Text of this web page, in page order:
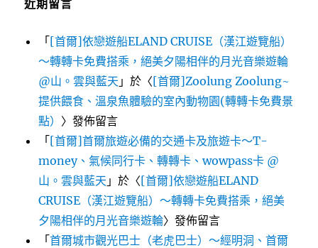
近期留言
「[首爾]依戀遊船ELAND CRUISE（漢江遊覽船）
～轉轉卡免費搭乘，絕美夕陽相伴的月光音樂遊輪
@山。雲與藍天 」於〈[首爾]Zoolung Zoolung~
提供餵食、溫泉魚體驗的室內動物園(轉轉卡免費景
點） 〉發佈留言
「[首爾]首爾旅遊必備的交通卡及旅遊卡～T-
money、氣候同行卡、轉轉卡、wowpass卡 @
山。雲與藍天 」於〈[首爾]依戀遊船ELAND
CRUISE（漢江遊覽船）～轉轉卡免費搭乘，絕美
夕陽相伴的月光音樂遊輪〉發佈留言
「首爾城市觀光巴士（老虎巴士）～經明洞、首爾